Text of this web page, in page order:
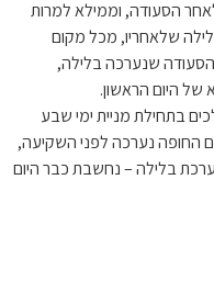
הסעודה, וממילא למרות
שלאחריו, מכל מקום
שנערכה בלילה,
היום הראשון.
בתחילת מניית ימי שבע
החופה נערכה לפני השקיעה,
בלילה – נחשבת כבר היום